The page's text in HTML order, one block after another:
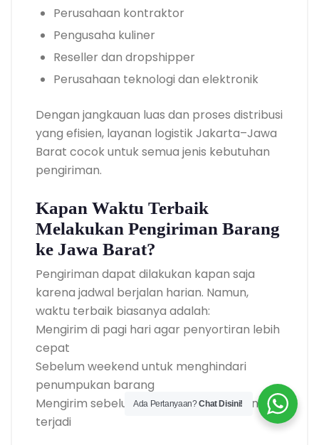
Perusahaan kontraktor
Pengusaha kuliner
Reseller dan dropshipper
Perusahaan teknologi dan elektronik
Dengan jangkauan luas dan proses distribusi
yang efisien, layanan logistik Jakarta–Jawa
Barat cocok untuk semua jenis kebutuhan
pengiriman.
Kapan Waktu Terbaik
Melakukan Pengiriman Barang
ke Jawa Barat?
Pengiriman dapat dilakukan kapan saja
karena jadwal berjalan harian. Namun,
waktu terbaik biasanya adalah:
Mengirim di pagi hari agar penyortiran lebih
cepat
Sebelum weekend untuk menghindari
penumpukan barang
Mengirim sebelum lonjakan permintaan
terjadi
Ada Pertanyaan?Chat Disini!